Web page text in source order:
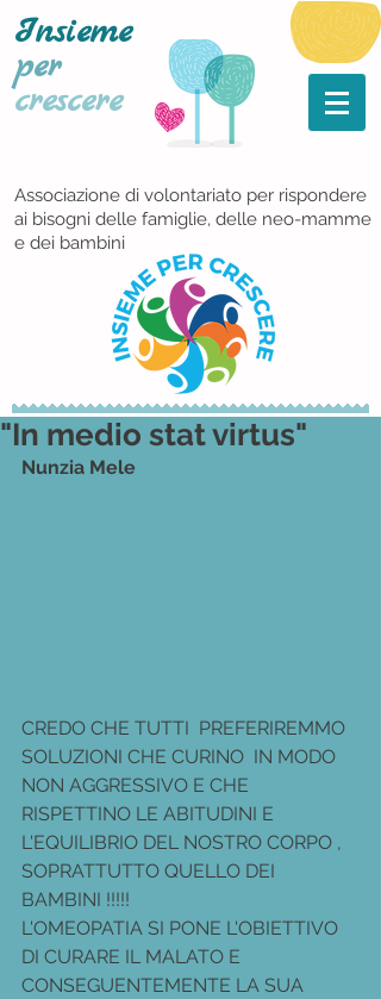
Insieme
per
crescere
Associazione di volontariato per rispondere
ai bisogni delle famiglie, delle neo-mamme
e dei bambini
"In medio stat virtus"
Nunzia Mele
CREDO CHE TUTTI  PREFERIREMMO
SOLUZIONI CHE CURINO  IN MODO
NON AGGRESSIVO E CHE
RISPETTINO LE ABITUDINI E
L'EQUILIBRIO DEL NOSTRO CORPO ,
SOPRATTUTTO QUELLO DEI
BAMBINI !!!!!
L'OMEOPATIA SI PONE L'OBIETTIVO
DI CURARE IL MALATO E
CONSEGUENTEMENTE LA SUA